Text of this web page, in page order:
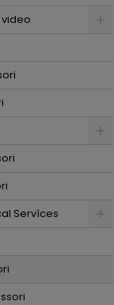
Servìces